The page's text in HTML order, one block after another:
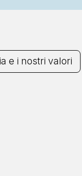
e i nostri valori